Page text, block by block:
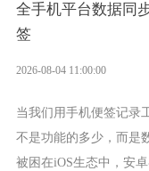
全手机平台数据同
签
2026-08-04 11:00:00
当我们用手机便签记录
不是功能的多少，而是
被困在iOS生态中，安